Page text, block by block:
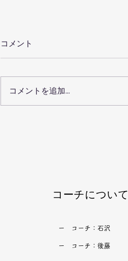
コメント
コメントを追加…
​コーチについて
​ー コーチ：石沢
​ー コーチ：後藤